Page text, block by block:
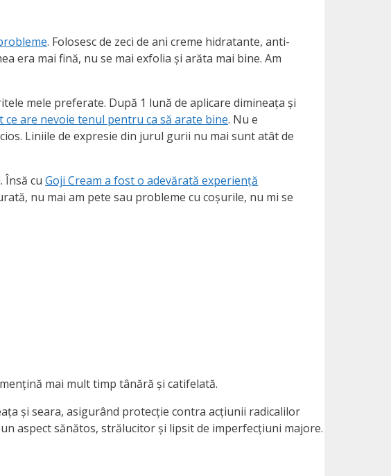
. Folosesc de zeci de ani creme hidratante, anti-
era mai fină, nu se mai exfolia și arăta mai bine. Am
mele preferate. După 1 lună de aplicare dimineața și
ce are nevoie tenul pentru ca să arate bine. Nu e
Liniile de expresie din jurul gurii nu mai sunt atât de
Însă cu Goji Cream a fost o adevărată experiență
nu mai am pete sau probleme cu coșurile, nu mi se
mai mult timp tânără și catifelată.
și seara, asigurând protecție contra acțiunii radicalilor
aspect sănătos, strălucitor și lipsit de imperfecțiuni majore.